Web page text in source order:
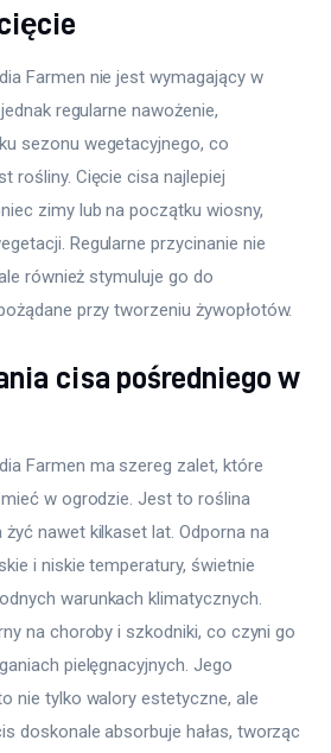
Farmen nie jest wymagający w
regularne nawożenie,
sezonu wegetacyjnego, co
rośliny. Cięcie cisa najlepiej
zimy lub na początku wiosny,
Regularne przycinanie nie
również stymuluje go do
przy tworzeniu żywopłotów.
cisa pośredniego w
Farmen ma szereg zalet, które
w ogrodzie. Jest to roślina
nawet kilkaset lat. Odporna na
i niskie temperatury, świetnie
warunkach klimatycznych.
na choroby i szkodniki, co czyni go
pielęgnacyjnych. Jego
nie tylko walory estetyczne, ale
doskonale absorbuje hałas, tworząc